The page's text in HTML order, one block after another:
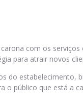
com os
para atrair novos
do estabelecimento,
o público que está a